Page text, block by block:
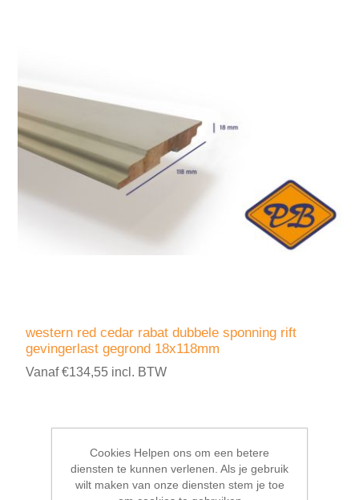
western red cedar rabat dubbele sponning rift
gevingerlast gegrond 18x118mm
Vanaf €134,55 incl. BTW
Cookies Helpen ons om een betere
diensten te kunnen verlenen. Als je gebruik
wilt maken van onze diensten stem je toe